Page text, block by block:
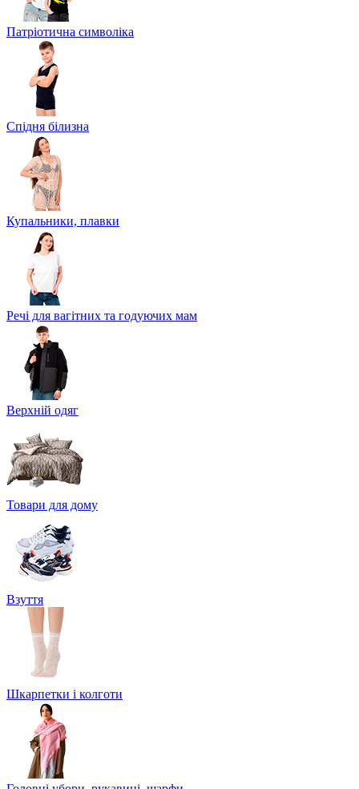
Патріотична символіка
Спідня білизна
Купальники, плавки
Речі для вагітних та годуючих мам
Верхній одяг
Товари для дому
Взуття
Шкарпетки і колготи